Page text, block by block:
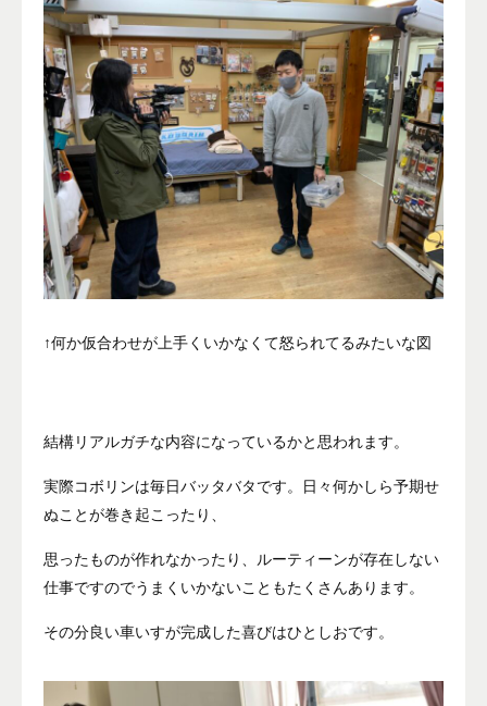
↑何か仮合わせが上手くいかなくて怒られてるみたいな図
結構リアルガチな内容になっているかと思われます。
実際コボリンは毎日バッタバタです。日々何かしら予期せ
ぬことが巻き起こったり、
思ったものが作れなかったり、ルーティーンが存在しない
仕事ですのでうまくいかないこともたくさんあります。
その分良い車いすが完成した喜びはひとしおです。